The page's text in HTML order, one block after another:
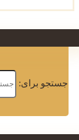
جستجو برای: